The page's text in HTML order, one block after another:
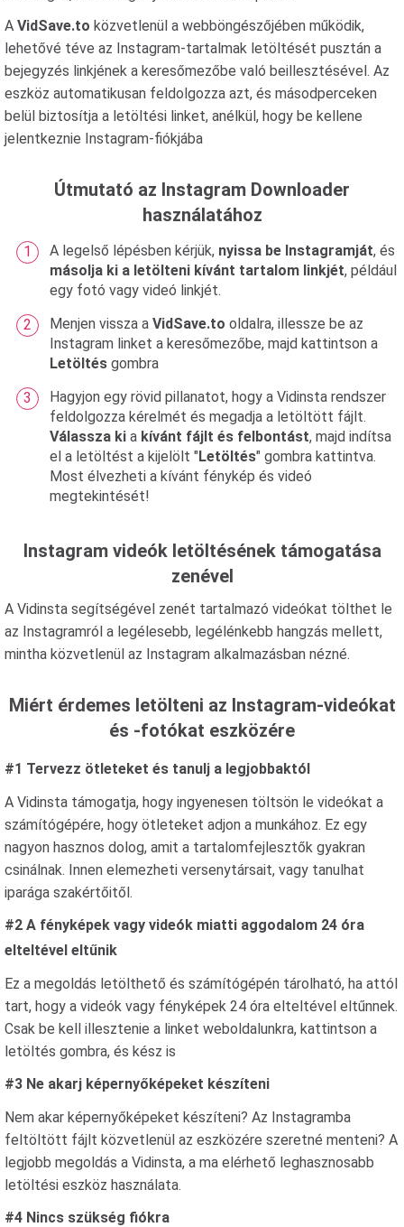
A VidSave.to közvetlenül a webböngészőjében működik,
lehetővé téve az Instagram-tartalmak letöltését pusztán a
bejegyzés linkjének a keresőmezőbe való beillesztésével. Az
eszköz automatikusan feldolgozza azt, és másodperceken
belül biztosítja a letöltési linket, anélkül, hogy be kellene
jelentkeznie Instagram-fiókjába
Útmutató az Instagram Downloader
használatához
A legelső lépésben kérjük, nyissa be Instagramját, és
másolja ki a letölteni kívánt tartalom linkjét, például
egy fotó vagy videó linkjét.
Menjen vissza a VidSave.to oldalra, illessze be az
Instagram linket a keresőmezőbe, majd kattintson a
Letöltés gombra
Hagyjon egy rövid pillanatot, hogy a Vidinsta rendszer
feldolgozza kérelmét és megadja a letöltött fájlt.
Válassza ki a kívánt fájlt és felbontást, majd indítsa
el a letöltést a kijelölt "Letöltés" gombra kattintva.
Most élvezheti a kívánt fénykép és videó
megtekintését!
Instagram videók letöltésének támogatása
zenével
A Vidinsta segítségével zenét tartalmazó videókat tölthet le
az Instagramról a legélesebb, legélénkebb hangzás mellett,
mintha közvetlenül az Instagram alkalmazásban nézné.
Miért érdemes letölteni az Instagram-videókat
és -fotókat eszközére
#1 Tervezz ötleteket és tanulj a legjobbaktól
A Vidinsta támogatja, hogy ingyenesen töltsön le videókat a
számítógépére, hogy ötleteket adjon a munkához. Ez egy
nagyon hasznos dolog, amit a tartalomfejlesztők gyakran
csinálnak. Innen elemezheti versenytársait, vagy tanulhat
iparága szakértőitől.
#2 A fényképek vagy videók miatti aggodalom 24 óra
elteltével eltűnik
Ez a megoldás letölthető és számítógépén tárolható, ha attól
tart, hogy a videók vagy fényképek 24 óra elteltével eltűnnek.
Csak be kell illesztenie a linket weboldalunkra, kattintson a
letöltés gombra, és kész is
#3 Ne akarj képernyőképeket készíteni
Nem akar képernyőképeket készíteni? Az Instagramba
feltöltött fájlt közvetlenül az eszközére szeretné menteni? A
legjobb megoldás a Vidinsta, a ma elérhető leghasznosabb
letöltési eszköz használata.
#4 Nincs szükség fiókra